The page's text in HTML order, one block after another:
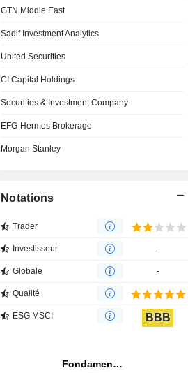
GTN Middle East
Sadif Investment Analytics
United Securities
CI Capital Holdings
Securities & Investment Company
EFG-Hermes Brokerage
Morgan Stanley
Notations
Trader
Investisseur -
Globale -
Qualité
ESG MSCI BBB